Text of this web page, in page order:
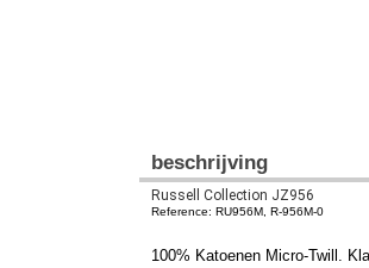
beschrijving
Russell Collection JZ956
Reference: RU956M, R-956M-0
100% Katoenen Micro-Twill.